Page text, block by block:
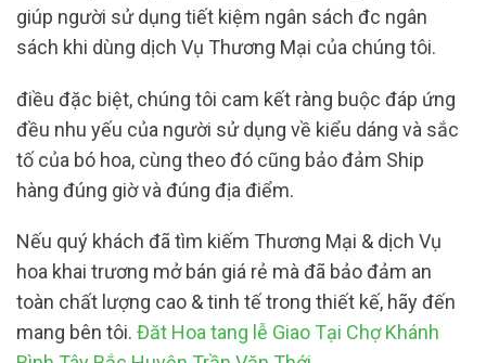
giúp người sử dụng tiết kiệm ngân sách đc ngân
sách khi dùng dịch Vụ Thương Mại của chúng tôi.
điều đặc biệt, chúng tôi cam kết ràng buộc đáp ứng
đều nhu yếu của người sử dụng về kiểu dáng và sắc
tố của bó hoa, cùng theo đó cũng bảo đảm Ship
hàng đúng giờ và đúng địa điểm.
Nếu quý khách đã tìm kiếm Thương Mại & dịch Vụ
hoa khai trương mở bán giá rẻ mà đã bảo đảm an
toàn chất lượng cao & tinh tế trong thiết kế, hãy đến
mang bên tôi. Đăt Hoa tang lễ Giao Tại Chợ Khánh